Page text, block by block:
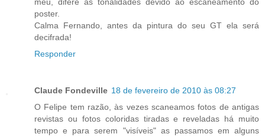
meu, difere as tonalidades devido ao escaneamento do
poster.
Calma Fernando, antes da pintura do seu GT ela será
decifrada!
Responder
Claude Fondeville 18 de fevereiro de 2010 às 08:27
O Felipe tem razão, às vezes scaneamos fotos de antigas
revistas ou fotos coloridas tiradas e reveladas há muito
tempo e para serem "visíveis" as passamos em alguns